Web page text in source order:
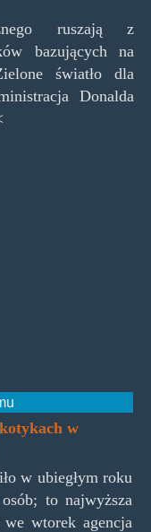
ruszają z
bazujących na
światło dla
Donalda
w
w ubiegłym roku
to najwyższa
we wtorek agencja